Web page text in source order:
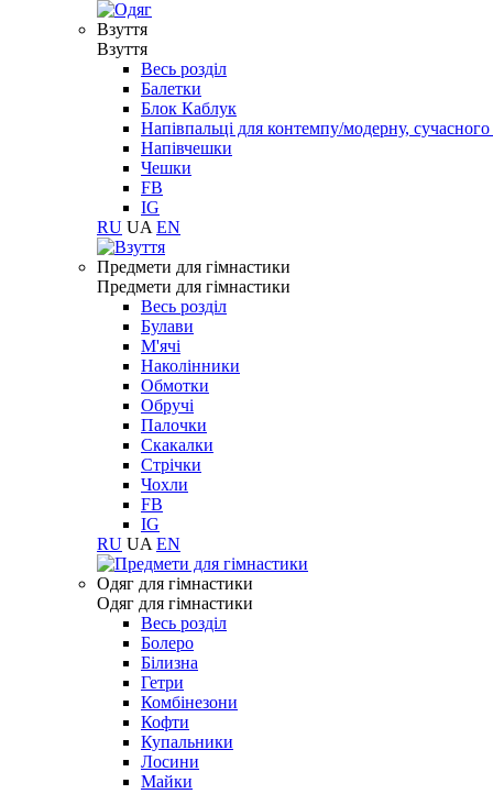
Взуття
Взуття
Весь розділ
Балетки
Блок Каблук
Напівпальці для контемпу/модерну,
Напівчешки
Чешки
FB
IG
RU UA EN
Предмети для гімнастики
Предмети для гімнастики
Весь розділ
Булави
М'ячі
Наколінники
Обмотки
Обручі
Палочки
Скакалки
Стрічки
Чохли
FB
IG
RU UA EN
Одяг для гімнастики
Одяг для гімнастики
Весь розділ
Болеро
Білизна
Гетри
Комбінезони
Кофти
Купальники
Лосини
Майки